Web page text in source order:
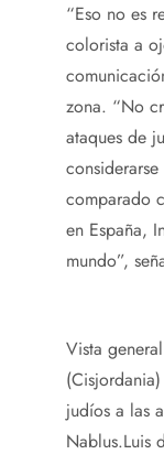
“Eso no es
colorista a
zona. “No
ataques de
comparado
en España,
mundo”,
Vista
judíos a las
Nablus.Luis